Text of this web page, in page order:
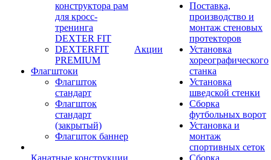
конструктора рам
для кросс-
тренинга
DEXTER FIT
DEXTERFIT
PREMIUM
Флагштоки
Флагшток
стандарт
Флагшток
стандарт
(закрытый)
Флагшток баннер
Канатные конструкции
Акции
Поставка,
производство и
монтаж стеновых
протекторов
Установка
хореографического
станка
Установка
шведской стенки
Сборка
футбольных ворот
Установка и
монтаж
спортивных сеток
Сборка